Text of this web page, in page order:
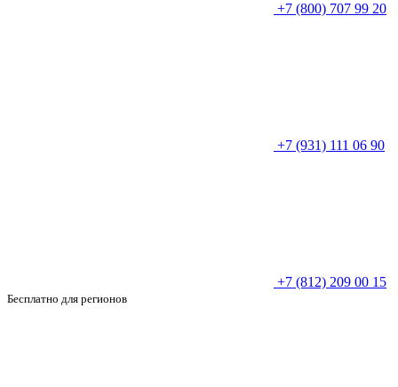
+7 (800) 707 99 20
+7 (931) 111 06 90
+7 (812) 209 00 15
Бесплатно для регионов